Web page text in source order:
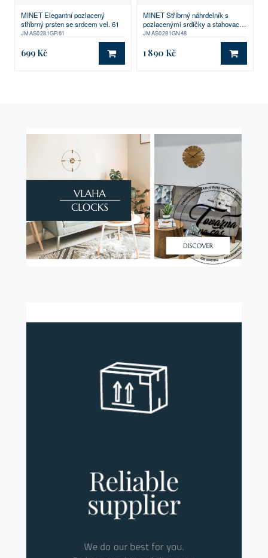
MINET Elegantní pozlacený
stříbrný prsten se srdcem vel. 61
JMAS0281GR61
699 Kč DO KOŠÍKU
MINET Stříbrný náhrdelník s
pozlacenými srdíčky a stahovacím
zapínáním Ag 925/1000 10,45g
JMAS0281GN48
1 890 Kč DO